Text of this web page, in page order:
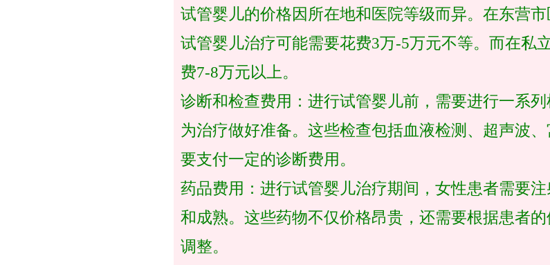
试管婴儿的价格因所在地和医院等级而异。在东营
试管婴儿治疗可能需要花费3万-5万元不等。而在私
费7-8万元以上。
诊断和检查费用：进行试管婴儿前，需要进行一系
为治疗做好准备。这些检查包括血液检测、超声波
要支付一定的诊断费用。
药品费用：进行试管婴儿治疗期间，女性患者需要
和成熟。这些药物不仅价格昂贵，还需要根据患者
调整。